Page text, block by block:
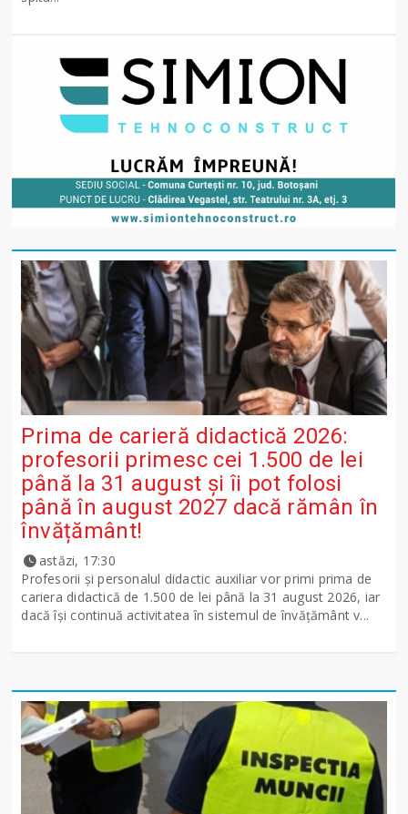
Prima de carieră didactică 2026:
profesorii primesc cei 1.500 de lei
până la 31 august și îi pot folosi
până în august 2027 dacă rămân în
învățământ!
astăzi, 17:30
Profesorii și personalul didactic auxiliar vor primi prima de
cariera didactică de 1.500 de lei până la 31 august 2026, iar
dacă își continuă activitatea în sistemul de învățământ v...